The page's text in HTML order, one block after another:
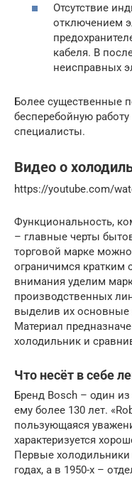
Отсутствие
отключением
кабеля. В
неисправных
Более существенные
бесперебойную
специалисты.
Видео о
https://youtube.com/
Функциональность,
– главные черты
торговой марке
ограничимся кратким
внимания уделим
производственных
выделив их основные
Материал
холодильник и
Что несёт в себе
Бренд Bosch – один
ему более 130 лет.
пользующаяся
характеризуется
Первые
годах, а в 1950-х –